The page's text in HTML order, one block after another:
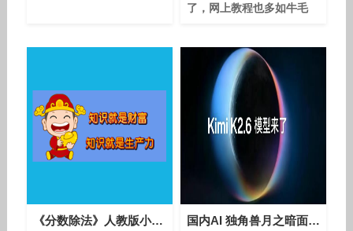
了，网上教程也多如牛毛
AI或许都能实现 但真正的
工程化项目对于小白且不很
熟练使用AI的人来说还是很
心力交瘁 我有过一段前端
开发的经验，虽然时间不
长，但也算是科班出生（曾
也是想过做全栈的男人）
可能也有很久不看代码的原
因，上手的时候我也是挺心
累的。对AI的调试不熟悉，
对语法也不熟悉，只是懵懵
《分数除法》人教版小学数学六年级上册-青海-王世清 国内AI 独角兽月之暗面（Moonshot AI）旗下kimi.com完成 20 亿美元新融资